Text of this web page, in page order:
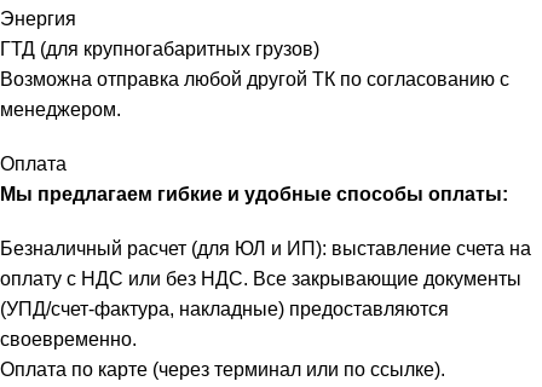
Энергия
ГТД (для крупногабаритных грузов)
Возможна отправка любой другой ТК по согласованию с
менеджером.
Оплата
Мы предлагаем гибкие и удобные способы оплаты:
Безналичный расчет (для ЮЛ и ИП): выставление счета на
оплату с НДС или без НДС. Все закрывающие документы
(УПД/счет-фактура, накладные) предоставляются
своевременно.
Оплата по карте (через терминал или по ссылке).